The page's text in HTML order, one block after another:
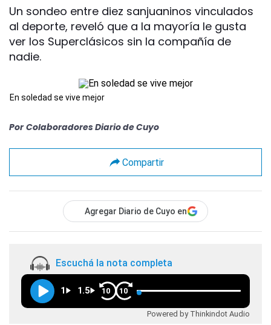
Un sondeo entre diez sanjuaninos vinculados
al deporte, reveló que a la mayoría le gusta
ver los Superclásicos sin la compañía de
nadie.
En soledad se vive mejor
Por Colaboradores Diario de Cuyo
Compartir
Agregar Diario de Cuyo en
Escuchá la nota completa
1 1.5 10 10
Powered by Thinkindot Audio